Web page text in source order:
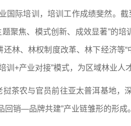
国际培训，培训工作成绩斐然。
聚焦、模式创新、成效显著”的
林、林权制度改革、林下经济等
训+产业对接”模式，为区域林业人
茶农与官员前往亚太普洱基地
回销—品牌共建”产业链雏形的形成。